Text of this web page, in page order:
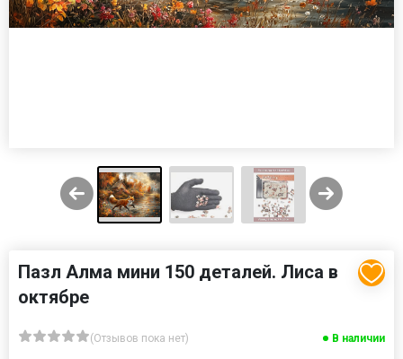
Пазл Алма мини 150 деталей. Лиса в
октябре
(Отзывов пока нет) В наличии